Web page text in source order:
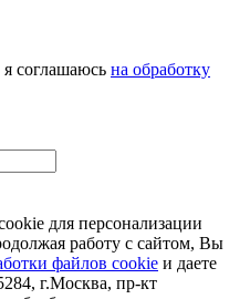
соглашаюсь на обработку
для персонализации
работу с сайтом, Вы
файлов cookie и даете
г.Москва, пр-кт